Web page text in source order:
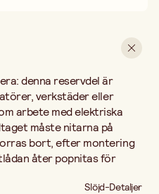
denna reservdel är
verkstäder eller
arbete med elektriska
måste nitarna på
bort, efter montering
åter popnitas för
Slöjd-Detaljer